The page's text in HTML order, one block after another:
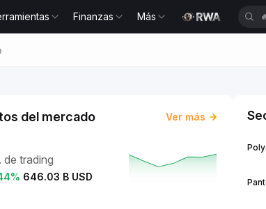
Finanzas Más
del mercado Ver más
de trading
% 646.03 B USD